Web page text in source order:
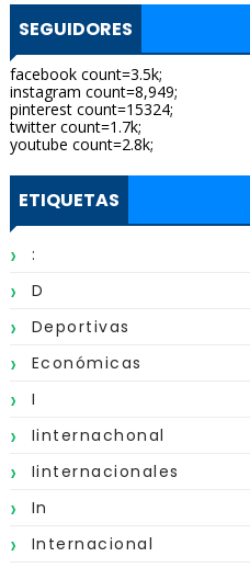
SEGUIDORES
facebook count=3.5k;
instagram count=8,949;
pinterest count=15324;
twitter count=1.7k;
youtube count=2.8k;
ETIQUETAS
:
D
Deportivas
Económicas
I
Iinternachonal
Iinternacionales
In
Internacional